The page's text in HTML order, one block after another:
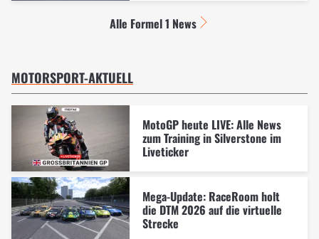
Alle Formel 1 News
MOTORSPORT-AKTUELL
MotoGP heute LIVE: Alle News
zum Training in Silverstone im
Liveticker
Mega-Update: RaceRoom holt
die DTM 2026 auf die virtuelle
Strecke